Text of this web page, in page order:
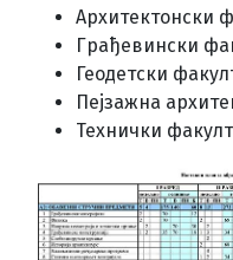
Архитектонски
Грађевински
Геодетски
Пејзажна
Технички